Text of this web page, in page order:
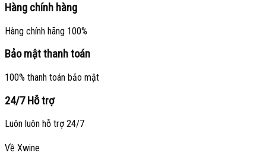
Hàng chính hàng
Hàng chính hãng 100%
Bảo mật thanh toán
100% thanh toán bảo mật
24/7 Hỗ trợ
Luôn luôn hỗ trợ 24/7
Về Xwine